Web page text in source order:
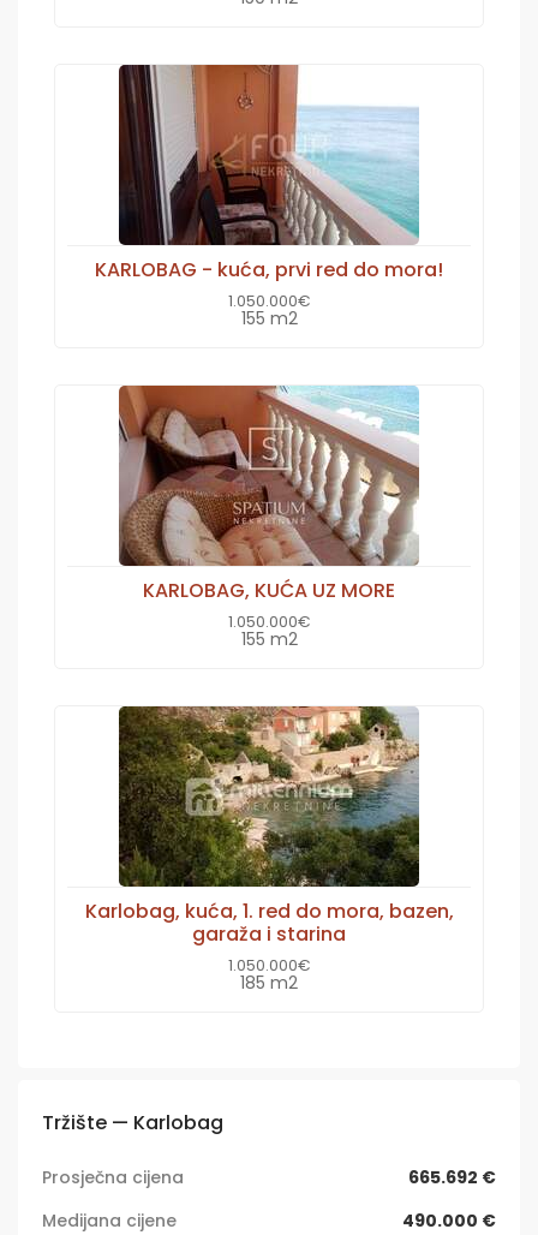
KARLOBAG - kuća, prvi red do mora!
1.050.000€
155 m2
KARLOBAG, KUĆA UZ MORE
1.050.000€
155 m2
Karlobag, kuća, 1. red do mora, bazen,
garaža i starina
1.050.000€
185 m2
Tržište — Karlobag
Prosječna cijena
665.692 €
Medijana cijene
490.000 €